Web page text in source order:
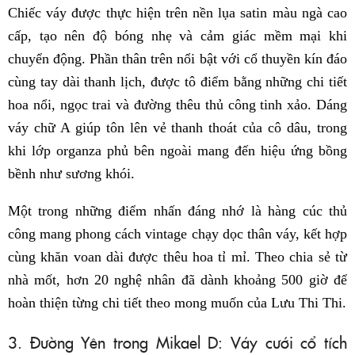
Chiếc váy được thực hiện trên nền lụa satin màu ngà cao
cấp, tạo nên độ bóng nhẹ và cảm giác mềm mại khi
chuyển động. Phần thân trên nổi bật với cổ thuyền kín đáo
cùng tay dài thanh lịch, được tô điểm bằng những chi tiết
hoa nổi, ngọc trai và đường thêu thủ công tinh xảo. Dáng
váy chữ A giúp tôn lên vẻ thanh thoát của cô dâu, trong
khi lớp organza phủ bên ngoài mang đến hiệu ứng bồng
bềnh như sương khói.
Một trong những điểm nhấn đáng nhớ là hàng cúc thủ
công mang phong cách vintage chạy dọc thân váy, kết hợp
cùng khăn voan dài được thêu hoa tỉ mỉ. Theo chia sẻ từ
nhà mốt, hơn 20 nghệ nhân đã dành khoảng 500 giờ để
hoàn thiện từng chi tiết theo mong muốn của Lưu Thi Thi.
3. Đường Yên trong Mikael D: Váy cưới cổ tích